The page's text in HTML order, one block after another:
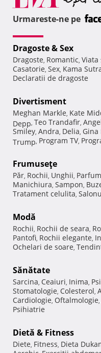
Urmareste-ne pe
Dragoste & Sex
Dragoste, Romantic, Viata
Casatorie, Sex, Kama
Declaratii de dragoste
Divertisment
Meghan Markle, Kate
Depp, Teo Trandafir,
Smiley, Andra, Delia, Gina
Trump, Program TV,
Frumuseţe
Păr, Rochii, Unghii,
Manichiura, Sampon,
Tratament celulita,
Modă
Rochii, Rochii de seara,
Pantofi, Rochii elegante,
Ochelari de soare,
Sănătate
Sarcina, Ceaiuri, Inima,
Stomatologie, Colesterol,
Cardiologie, Oftalmologie,
Psihiatrie
Dietă & Fitness
Diete, Fitness, Dieta